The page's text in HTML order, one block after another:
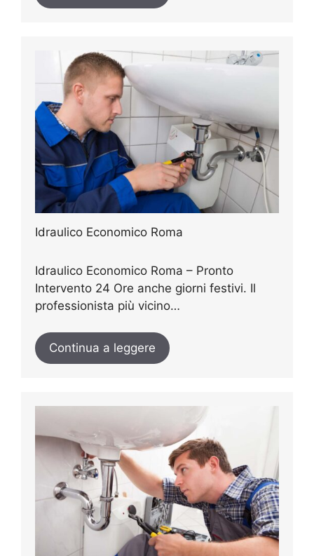
Idraulico Economico Roma
Idraulico Economico Roma – Pronto
Intervento 24 Ore anche giorni festivi. Il
professionista più vicino…
Continua a leggere